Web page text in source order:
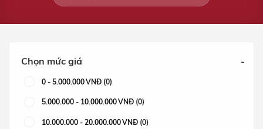
Chọn mức giá -
0 - 5.000.000VNĐ (0)
5.000.000 - 10.000.000VNĐ (0)
10.000.000 - 20.000.000VNĐ (0)